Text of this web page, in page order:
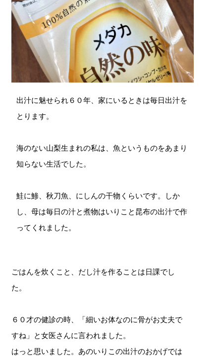
出汁に魅せられ６０年、家にいるときは毎日出汁を
とります。
海のない山梨生まれの私は、魚というものをあまり
知らない生活でした。
鮭に鯵、秋刀魚、にしんの干物くらいです。しか
し、母は毎日の汁と煮物はいりこと昆布の出汁で作
ってくれました。
ごはんを炊くこと、だし汁を作ることは日課でし
た。
６０才の健診の時、「細いお体なのに骨がお丈夫で
すね」と女医さんに言われました。
はっと思いました。あのいりこの出汁のおかげでは